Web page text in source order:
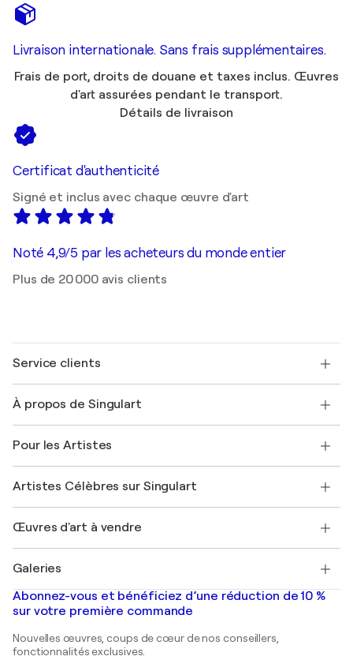
Livraison internationale. Sans frais supplémentaires.
Frais de port, droits de douane et taxes inclus. Œuvres
d'art assurées pendant le transport.
Détails de livraison
Certificat d'authenticité
Signé et inclus avec chaque œuvre d'art
Noté 4,9/5 par les acheteurs du monde entier
Plus de 20 000 avis clients
Service clients
Expédition
Offrir une carte cadeau
Rejoignez notre programme commercial
Mon compte
+33 1 76 44 06 42
À propos de Singulart
FAQ
Magazine Singulart
Emplois
Découvrez une sélection d'art original
Pour les Artistes
Se connecter en tant qu'Artiste
Artistes Célèbres sur Singulart
Marc Chagall
Banksy
Mr. Brainwash
Shepard Fairey
Œuvres d'art à vendre
Tableaux abstraits à vendre
Peintures de paysage
Estampes
Peintures acryliques
Galeries
Galeries d'art en France
Galeries d'art en Belgique
Abonnez-vous et bénéficiez d’une réduction de 10 %
sur votre première commande
Nouvelles œuvres, coups de cœur de nos conseillers,
fonctionnalités exclusives.